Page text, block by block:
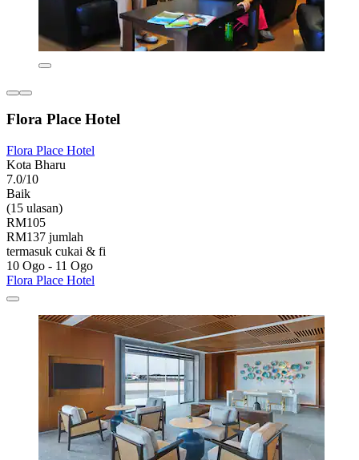
Flora Place Hotel
Flora Place Hotel
Kota Bharu
7.0/10
Baik
(15 ulasan)
RM105
RM137 jumlah
termasuk cukai & fi
10 Ogo - 11 Ogo
Flora Place Hotel